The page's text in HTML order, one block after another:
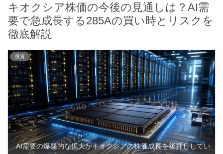
キオクシア株価の今後の見通しは？AI需
要で急成長する285Aの買い時とリスクを
徹底解説
投資
AI需要の爆発的な拡大がキオクシアの株価成長を後押ししてい